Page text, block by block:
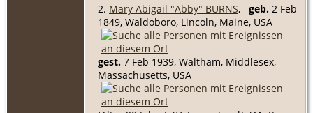
2. Mary Abigail "Abby" BURNS, geb. 2 Feb
1849, Waldoboro, Lincoln, Maine, USA
gest. 7 Feb 1939, Waltham, Middlesex,
Massachusetts, USA